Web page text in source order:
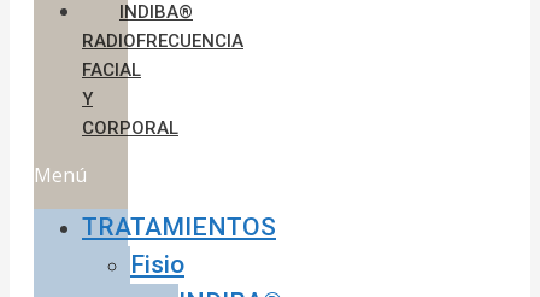
INDIBA®
RADIOFRECUENCIA
FACIAL
Y
CORPORAL
Menú
TRATAMIENTOS
Fisio